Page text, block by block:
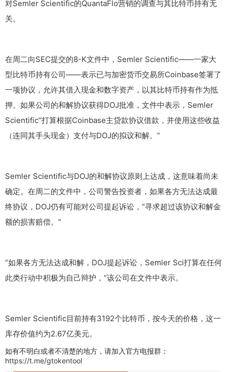
对Semler Scientific的QuantaFlo营销的调查与其比特币持有无
关。
在周二向SEC提交的8-K文件中，Semler Scientific——一家大
型比特币持有公司——表示已与加密货币交易所Coinbase签署了
一项协议，允许其借入现金和数字资产，以其比特币持有作为抵
押。如果公司的和解协议获得DOJ批准，文件中表示，Semler
Scientific“打算根据Coinbase主贷款协议借款，并使用这些收益
（连同其手头现金）支付与DOJ的拟议和解。”
Semler Scientific与DOJ的和解协议原则上达成，这意味着尚未
确定。在周二的文件中，公司警告投资者，如果各方无法达成最
终协议，DOJ仍有可能对公司提起诉讼，“寻求超过该协议和解金
额的损害赔偿。”
“如果各方无法达成和解，DOJ提起诉讼，Semler Sci打算在任何
此类行动中积极为自己辩护，”该公司在文件中表示。
Semler Scientific目前持有3192个比特币，按今天的价格，这一
库存价值约为2.67亿美元。
如有不明白或者不清楚的地方，请加入官方电报群：
https://t.me/gtokentool